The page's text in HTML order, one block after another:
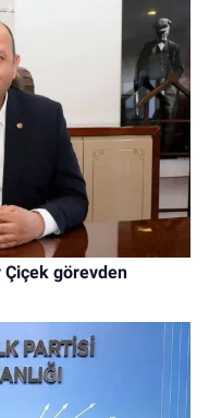
Çiçek görevden